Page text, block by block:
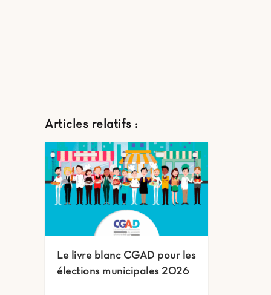
Articles relatifs :
Le livre blanc CGAD pour les
élections municipales 2026